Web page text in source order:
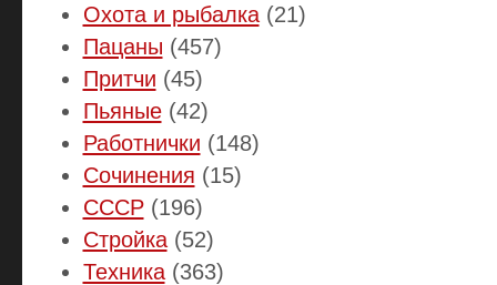
Охота и рыбалка(21)
Пацаны (457)
Притчи (45)
Пьяные(42)
Работнички (148)
Сочинения (15)
СССР(196)
Стройка(52)
Техника(363)